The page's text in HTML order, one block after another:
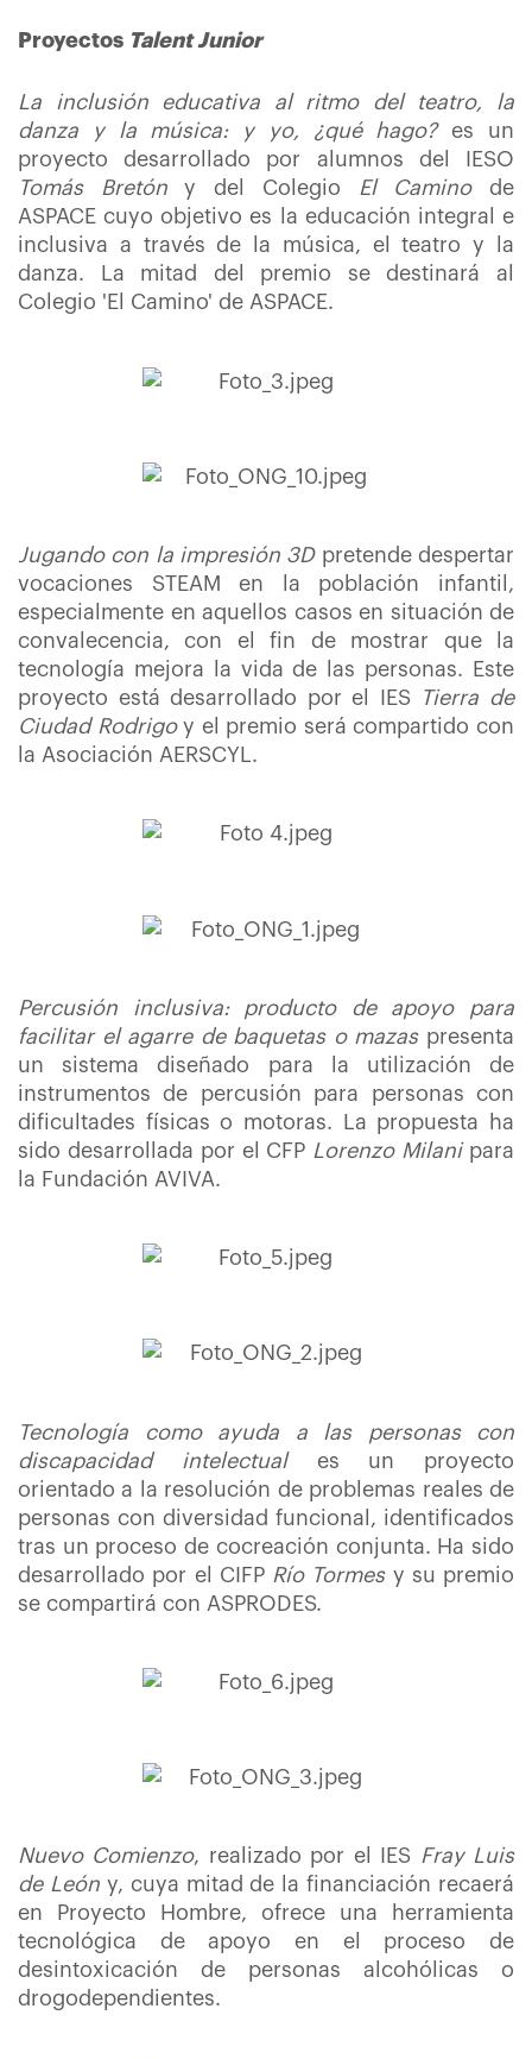
Proyectos Talent Junior
La inclusión educativa al ritmo del teatro, la
danza y la música: y yo, ¿qué hago?es un
proyecto desarrollado por alumnos del IESO
Tomás Bretóny del Colegio El Caminode
ASPACE cuyo objetivo es la educación integral e
inclusiva a través de la música, el teatro y la
danza. La mitad del premio se destinará al
Colegio 'El Camino' de ASPACE.
Jugando con la impresión 3D pretende despertar
vocaciones STEAM en la población infantil,
especialmente en aquellos casos en situación de
convalecencia, con el fin de mostrar que la
tecnología mejora la vida de las personas. Este
proyecto está desarrollado por el IES
Tierra de
Ciudad Rodrigoy el premio será compartido con
la Asociación AERSCYL.
Percusión inclusiva: producto de apoyo para
facilitar el agarre de baquetas o mazas presenta
un sistema diseñado para la utilización de
instrumentos de percusión para personas con
dificultades físicas o motoras. La propuesta ha
sido desarrollada por el CFP Lorenzo Milani para
la Fundación AVIVA.
Tecnología como ayuda a las personas con
discapacidad intelectual es un proyecto
orientado a la resolución de problemas reales de
personas con diversidad funcional, identificados
tras un proceso de cocreación conjunta. Ha sido
desarrollado por el CIFP Río Tormesy su premio
se compartirá con ASPRODES.
Nuevo Comienzo, realizado por el IES Fray Luis
de Leóny, cuya mitad de la financiación recaerá
en Proyecto Hombre, ofrece una herramienta
tecnológica de apoyo en el proceso de
desintoxicación de personas alcohólicas o
drogodependientes.